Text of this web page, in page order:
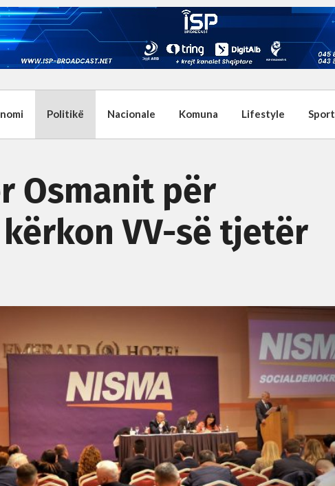
Politikë Nacionale Komuna Lifestyle Sport
Osmanit për
VV-së tjetër